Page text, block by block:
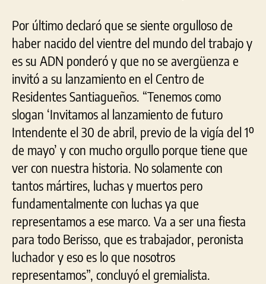
Por último declaró que se siente orgulloso de
haber nacido del vientre del mundo del trabajo y
es su ADN ponderó y que no se avergüenza e
invitó a su lanzamiento en el Centro de
Residentes Santiagueños. “Tenemos como
slogan ‘Invitamos al lanzamiento de futuro
Intendente el 30 de abril, previo de la vigía del 1º
de mayo’ y con mucho orgullo porque tiene que
ver con nuestra historia. No solamente con
tantos mártires, luchas y muertos pero
fundamentalmente con luchas ya que
representamos a ese marco. Va a ser una fiesta
para todo Berisso, que es trabajador, peronista
luchador y eso es lo que nosotros
representamos”, concluyó el gremialista.